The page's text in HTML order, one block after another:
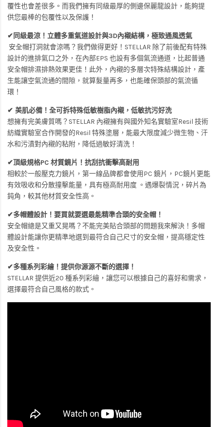
覆性也會差很多。而我們擁有同級最厚的側邊保麗龍設計，能夠提
供您最棒的包覆性以及保護！
✔同級最涼！立體多重氣道設計與3D內襯結構，極致通風透氣
安全帽打洞就會涼嗎？我們做得更好！STELLAR 除了前後配有特殊
設計的進排氣口之外，在內部EPS 也設有多個氣流通道，比起普通
安全帽排濕排熱效果更佳！此外，內襯的多層次特殊結構設計，產
生能讓空氣流通的間隙，就算髮量再多，也能確保頭部的氣流循
環！
✔ 美肌必備！全可拆特殊低敏樹脂內襯，低敏抗污好洗
想擁有完美膚質嗎？STELLAR 內襯擁有與國外知名實驗室Resil 技術
紡織實驗室合作開發的Resil 特殊塗層，能最大限度減少微生物、汗
水和污漬對內襯的粘附，降低過敏好清洗！
✔頂級規格PC 材質鏡片！抗刮抗衝擊高耐用
相較於一般壓克力鏡片，第一線品牌都會使用PC 鏡片，PC鏡片更能
有效吸收和分散撞擊能量，具有極高耐用度 。遇爆裂情況，碎片為
鈍角，較其他材質安全性高。
✔多帽體設計！要買就要選最能精準合頭的安全帽！
安全帽總是又重又晃嗎？不能完美貼合頭部的問題我來解決！多帽
體設計能讓你更精準地選到最符合自己尺寸的安全帽，提高穩定性
及安全性。
✔多種系列彩繪！提供你源源不斷的選擇！
STELLAR 提供近20 種系列彩繪，讓您可以根據自己的喜好和需求，
選擇最符合自己風格的款式。